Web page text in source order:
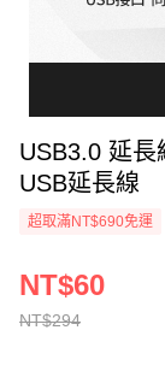
USB3.0 延
USB延長線
超取滿NT$690免運
NT$294
NT$60